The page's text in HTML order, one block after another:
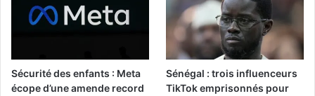
Sécurité des enfants : Meta
écope d’une amende record
Sénégal : trois influenceurs
TikTok emprisonnés pour